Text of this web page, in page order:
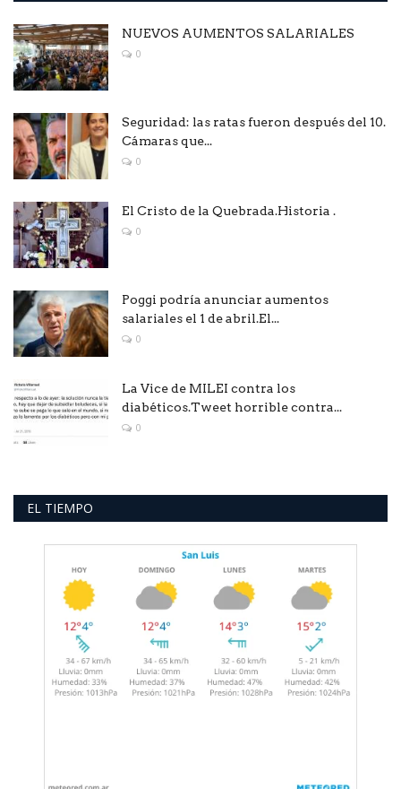
NUEVOS AUMENTOS SALARIALES
0
Seguridad: las ratas fueron después del 10.
Cámaras que...
0
El Cristo de la Quebrada.Historia .
0
Poggi podría anunciar aumentos
salariales el 1 de abril.El...
0
La Vice de MILEI contra los
diabéticos.Tweet horrible contra...
0
EL TIEMPO